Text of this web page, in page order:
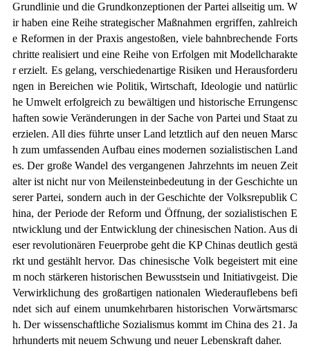
Grundlinie und die Grundkonzeptionen der Partei allseitig um. W
ir haben eine Reihe strategischer Maßnahmen ergriffen, zahlreich
e Reformen in der Praxis angestoßen, viele bahnbrechende Forts
chritte realisiert und eine Reihe von Erfolgen mit Modellcharakte
r erzielt. Es gelang, verschiedenartige Risiken und Herausforderu
ngen in Bereichen wie Politik, Wirtschaft, Ideologie und natürlic
he Umwelt erfolgreich zu bewältigen und historische Errungensc
haften sowie Veränderungen in der Sache von Partei und Staat zu
erzielen. All dies führte unser Land letztlich auf den neuen Marsc
h zum umfassenden Aufbau eines modernen sozialistischen Land
es. Der große Wandel des vergangenen Jahrzehnts im neuen Zeit
alter ist nicht nur von Meilensteinbedeutung in der Geschichte un
serer Partei, sondern auch in der Geschichte der Volksrepublik C
hina, der Periode der Reform und Öffnung, der sozialistischen E
ntwicklung und der Entwicklung der chinesischen Nation. Aus di
eser revolutionären Feuerprobe geht die KP Chinas deutlich gestä
rkt und gestählt hervor. Das chinesische Volk begeistert mit eine
m noch stärkeren historischen Bewusstsein und Initiativgeist. Die
Verwirklichung des großartigen nationalen Wiederauflebens befi
ndet sich auf einem unumkehrbaren historischen Vorwärtsmarsc
h. Der wissenschaftliche Sozialismus kommt im China des 21. Ja
hrhunderts mit neuem Schwung und neuer Lebenskraft daher.